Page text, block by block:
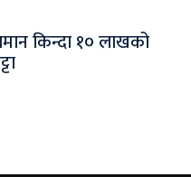
किन्दा १० लाखको